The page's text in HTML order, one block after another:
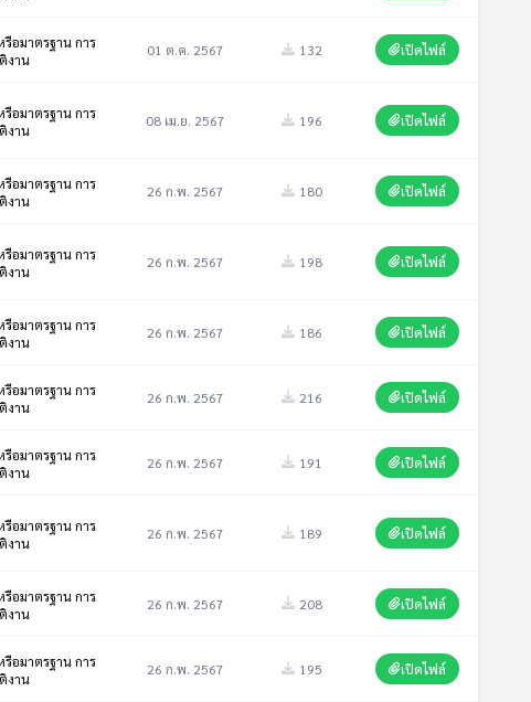
รือมาตรฐาน การ
งาน
01 ต.ค. 2567 132 เปิดไฟล์
รือมาตรฐาน การ
งาน
08 เม.ย. 2567 196 เปิดไฟล์
รือมาตรฐาน การ
งาน
26 ก.พ. 2567 180 เปิดไฟล์
รือมาตรฐาน การ
งาน
26 ก.พ. 2567 198 เปิดไฟล์
รือมาตรฐาน การ
งาน
26 ก.พ. 2567 186 เปิดไฟล์
รือมาตรฐาน การ
งาน
26 ก.พ. 2567 216 เปิดไฟล์
รือมาตรฐาน การ
งาน
26 ก.พ. 2567 191 เปิดไฟล์
รือมาตรฐาน การ
งาน
26 ก.พ. 2567 189 เปิดไฟล์
รือมาตรฐาน การ
งาน
26 ก.พ. 2567 208 เปิดไฟล์
รือมาตรฐาน การ
งาน
26 ก.พ. 2567 195 เปิดไฟล์